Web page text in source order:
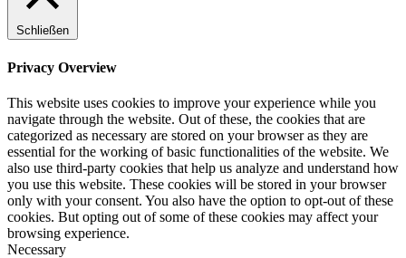
Schließen
Privacy Overview
This website uses cookies to improve your experience while you
navigate through the website. Out of these, the cookies that are
categorized as necessary are stored on your browser as they are
essential for the working of basic functionalities of the website. We
also use third-party cookies that help us analyze and understand how
you use this website. These cookies will be stored in your browser
only with your consent. You also have the option to opt-out of these
cookies. But opting out of some of these cookies may affect your
browsing experience.
Necessary